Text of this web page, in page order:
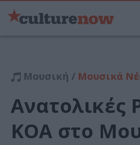
Μουσική / Μουσικά
Ανατολικές
ΚΟΑ στο